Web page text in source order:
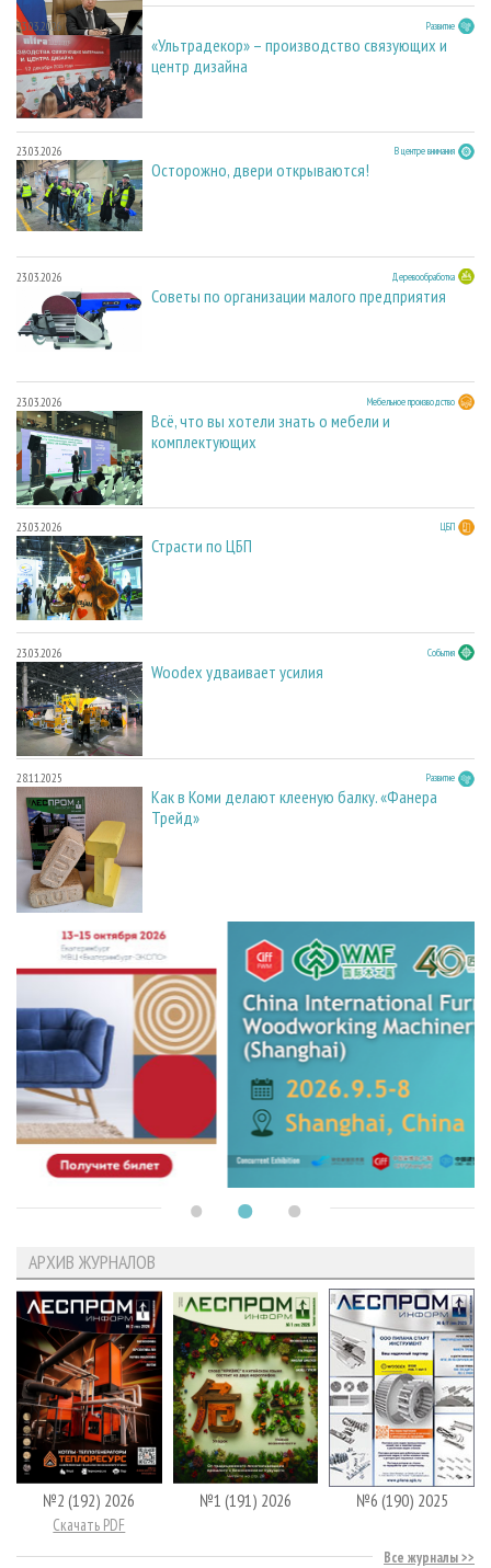
23.03.2026 Развитие
«Ультрадекор» – производство связующих и
центр дизайна
23.03.2026 В центре внимания
Осторожно, двери открываются!
23.03.2026 Деревообработка
Советы по организации малого предприятия
23.03.2026 Мебельное производство
Всё, что вы хотели знать о мебели и
комплектующих
23.03.2026 ЦБП
Страсти по ЦБП
23.03.2026 События
Woodex удваивает усилия
28.11.2025 Развитие
Как в Коми делают клееную балку. «Фанера
Трейд»
АРХИВ ЖУРНАЛОВ
№2 (192) 2026
Скачать PDF
№1 (191) 2026 №6 (190) 2025
Все журналы